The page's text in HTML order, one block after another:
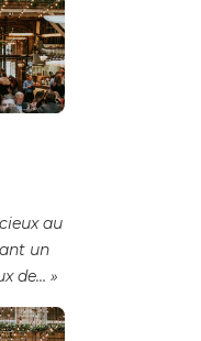
au
un
de… »